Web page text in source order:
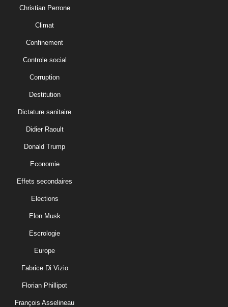
Christian Perrone
Climat
Confinement
Controle social
Corruption
Destitution
Dictature sanitaire
Didier Raoult
Donald Trump
Economie
Effets secondaires
Elections
Elon Musk
Escrologie
Europe
Fabrice Di Vizio
Florian Phillipot
François Asselineau